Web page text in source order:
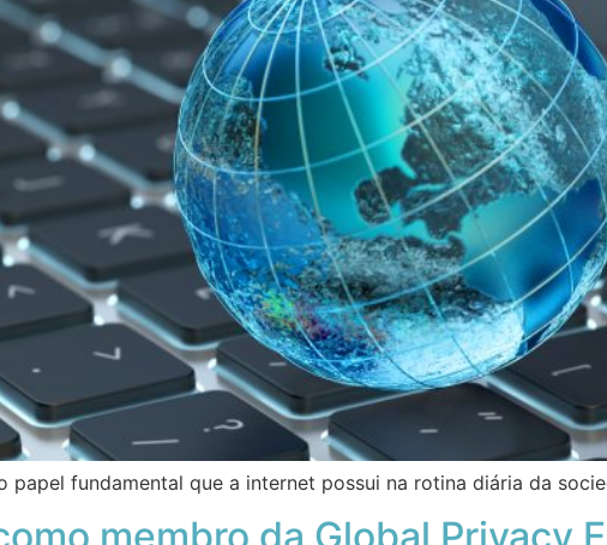
papel fundamental que a internet possui na rotina diária da